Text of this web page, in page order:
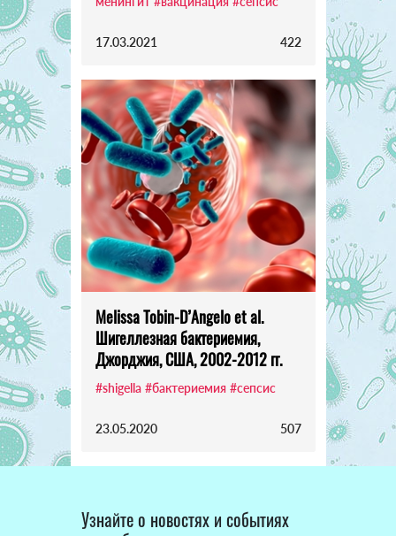
17.03.2021 422
Melissa Tobin-D’Angelo et al.
Шигеллезная бактериемия,
Джорджия, США, 2002-2012 гг.
#shigella #бактериемия #сепсис
23.05.2020 507
Узнайте о новостях и событиях